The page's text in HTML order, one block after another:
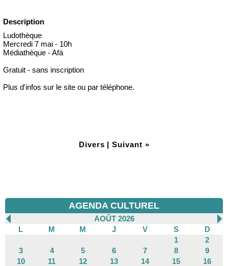
Description
Ludothèque
Mercredi 7 mai - 10h
Médiathèque - Afà
Gratuit - sans inscription
Plus d'infos sur le site ou par téléphone.
Divers | Suivant »
AGENDA CULTUREL
AOÛT 2026
L
M M J V S
D
1
2
3
4 5 6 7 8
9
10
11 12 13 14 15
16